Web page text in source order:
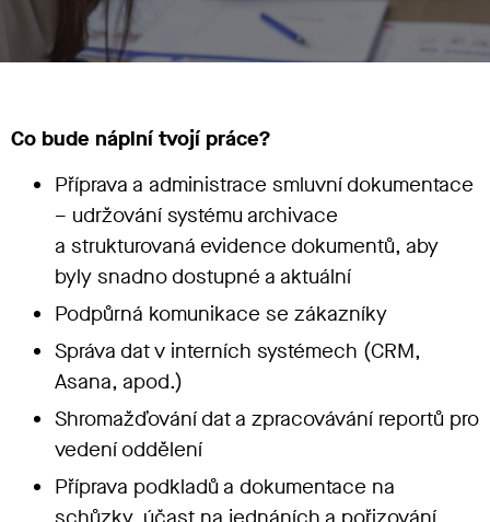
Co bude náplní tvojí práce?
Příprava a administrace smluvní dokumentace
– udržování systému archivace
a strukturovaná evidence dokumentů, aby
byly snadno dostupné a aktuální
Podpůrná komunikace se zákazníky
Správa dat v interních systémech (CRM,
Asana, apod.)
Shromažďování dat a zpracovávání reportů pro
vedení oddělení
Příprava podkladů a dokumentace na